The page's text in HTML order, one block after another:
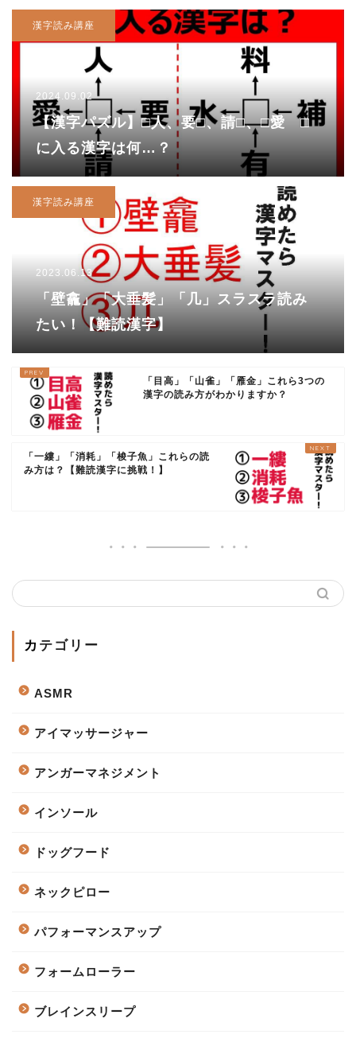
漢字読み講座
2024.09.02
【漢字パズル】□人、要□、請□、□愛 □
に入る漢字は何…？
漢字読み講座
2023.06.13
「壁龕」「大垂髪」「几」スラスラ読み
たい！【難読漢字】
「目高」「山雀」「雁金」これら3つの
漢字の読み方がわかりますか？
「一縷」「消耗」「梭子魚」これらの読
み方は？【難読漢字に挑戦！】
カテゴリー
ASMR
アイマッサージャー
アンガーマネジメント
インソール
ドッグフード
ネックピロー
パフォーマンスアップ
フォームローラー
ブレインスリープ